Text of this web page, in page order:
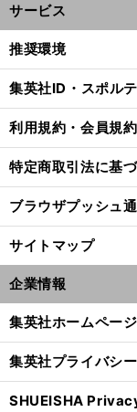
サービス
推奨環境
集英社ID・スポル
利用規約・会員規約
特定商取引法に基
ブラウザプッシュ
サイトマップ
企業情報
集英社ホームページ
集英社プライバシ
SHUEISHA